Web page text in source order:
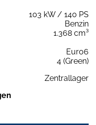
103 kW / 140 PS
Benzin
1.368 cm³
Euro6
4 (Green)
Zentrallager